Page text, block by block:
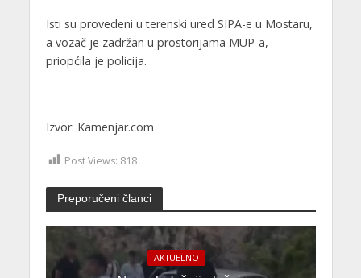
Isti su provedeni u terenski ured SIPA-e u Mostaru,
a vozač je zadržan u prostorijama MUP-a,
priopćila je policija.
Izvor: Kamenjar.com
Post Views: 818
Preporučeni članci
AKTUELNO